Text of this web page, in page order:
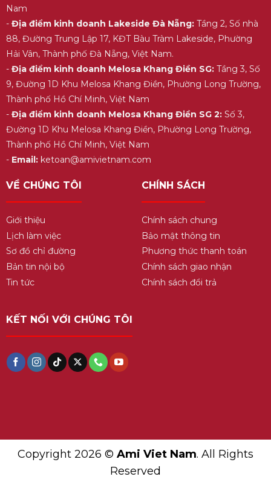
Nam
- Địa điểm kinh doanh Lakeside Đà Nẵng:Tầng 2, Số nhà
88, Đường Trung Lập 17, KĐT Bàu Tràm Lakeside, Phường
Hải Vân, Thành phố Đà Nẵng, Việt Nam.
- Địa điểm kinh doanh Melosa Khang Điền SG:Tầng 3, Số
9, Đường 1D Khu Melosa Khang Điền, Phường Long Trường,
Thành phố Hồ Chí Minh, Việt Nam
- Địa điểm kinh doanh Melosa Khang Điền SG 2:Số 3,
Đường 1D Khu Melosa Khang Điền, Phường Long Trường,
Thành phố Hồ Chí Minh, Việt Nam
- Email:ketoan@amivietnam.com
VỀ CHÚNG TÔI
Giới thiệu
Lịch làm việc
Sơ đồ chỉ đường
Bản tin nội bộ
Tin tức
CHÍNH SÁCH
Chính sách chung
Bảo mật thông tin
Phương thức thanh toán
Chính sách giao nhận
Chính sách đổi trả
KẾT NỐI VỚI CHÚNG TÔI
Copyright 2026 © Ami Viet Nam. All Rights
Reserved